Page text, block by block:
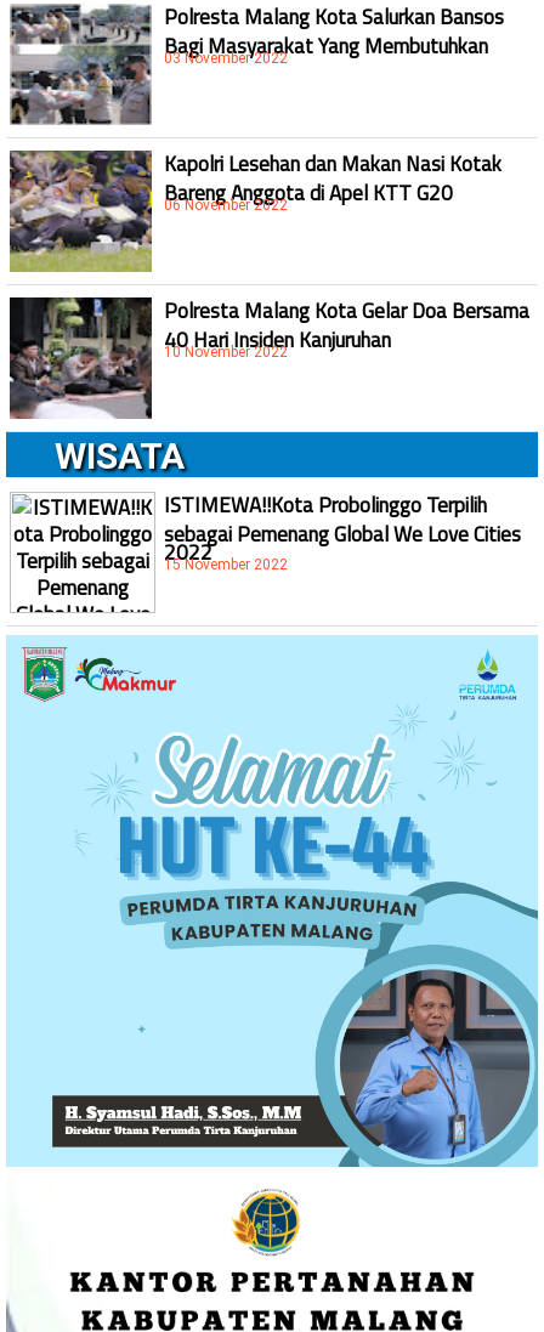
Polresta Malang Kota Salurkan Bansos
Bagi Masyarakat Yang Membutuhkan
03 November 2022
Kapolri Lesehan dan Makan Nasi Kotak
Bareng Anggota di Apel KTT G20
06 November 2022
Polresta Malang Kota Gelar Doa Bersama
40 Hari Insiden Kanjuruhan
10 November 2022
WISATA
ISTIMEWA!!Kota Probolinggo Terpilih
sebagai Pemenang Global We Love Cities
2022
15 November 2022